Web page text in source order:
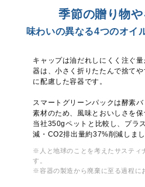
季節の贈り物や
味わいの異なる4つのオイ
キャップは油だれしにくく注ぐ
器は、小さく折りたたんで捨て
に配慮した容器です。
スマートグリーンパックは酵素
素材のため、風味とおいしさを保
当社350gペットと比較し、プラ
減・CO2排出量約37%削減しまし
※人と地球のことを考えたサスティ
す。
※容器の製造から廃棄に至る過程に